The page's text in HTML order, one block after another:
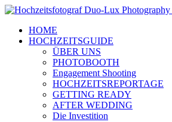
Zum
springenHOME
HOCHZEITSGUIDE
ÜBER UNS
PHOTOBOOTH
Engagement Shooting
HOCHZEITSREPORTAGE
GETTING READY
AFTER WEDDING
Die Investition